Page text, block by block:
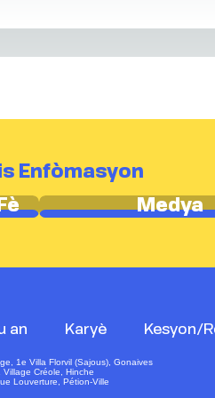
Enfòmasyon
Medya
an Karyè Kesyon/
1e Villa Florvil (Sajous), Gonaives
Village Créole, Hinche
Louverture, Pétion-Ville